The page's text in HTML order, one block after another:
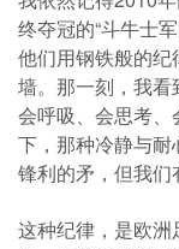
终夺冠的“斗牛士
他们用钢铁般的
墙。那一刻，我
会呼吸、会思考
下，那种冷静与
锋利的矛，但我们
这种纪律，是欧